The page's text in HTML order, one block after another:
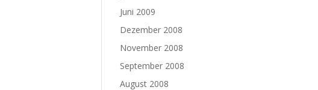
Juni 2009
Dezember 2008
November 2008
September 2008
August 2008